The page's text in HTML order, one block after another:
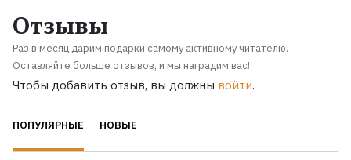
Отзывы
Раз в месяц дарим подарки самому активному читателю.
Оставляйте больше отзывов, и мы наградим вас!
Чтобы добавить отзыв, вы должны войти.
ПОПУЛЯРНЫЕ НОВЫЕ